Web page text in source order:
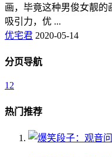
画，毕竟这种男俊女靓的
吸引力，优 ...
优宅君 2020-05-14
分页导航
1 2
热门推荐